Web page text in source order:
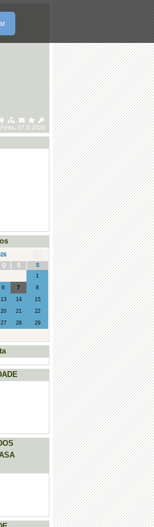
07.8.2026
Adrião -
Q S
S
1
6 7
8
13 14
15
20 21
22
27 28
29